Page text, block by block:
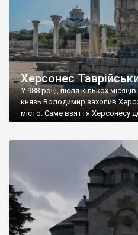
Херсонес
У 988 році, після кількох
князь Володимир захопив
місто. Саме взяття Херсонесу
диктувати свої умови
Херсонесі Володимир-
А потім було Хрещення Русі.